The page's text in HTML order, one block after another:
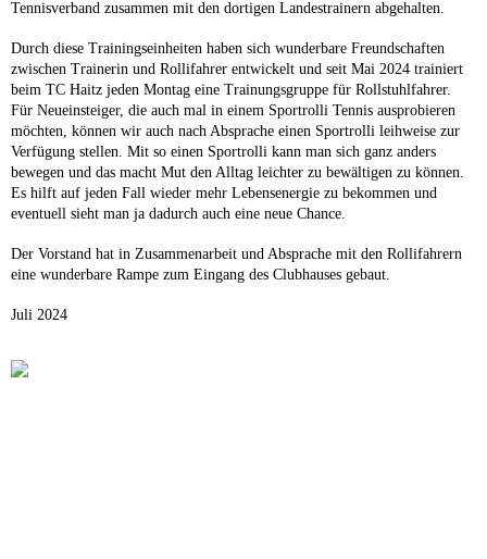
Tennisverband zusammen mit den dortigen Landestrainern abgehalten.
Durch diese Trainingseinheiten haben sich wunderbare Freundschaften
zwischen Trainerin und Rollifahrer entwickelt und seit Mai 2024 trainiert
beim TC Haitz jeden Montag eine Trainungsgruppe für Rollstuhlfahrer.
Für Neueinsteiger, die auch mal in einem Sportrolli Tennis ausprobieren
möchten, können wir auch nach Absprache einen Sportrolli leihweise zur
Verfügung stellen. Mit so einen Sportrolli kann man sich ganz anders
bewegen und das macht Mut den Alltag leichter zu bewältigen zu können.
Es hilft auf jeden Fall wieder mehr Lebensenergie zu bekommen und
eventuell sieht man ja dadurch auch eine neue Chance.
Der Vorstand hat in Zusammenarbeit und Absprache mit den Rollifahrern
eine wunderbare Rampe zum Eingang des Clubhauses gebaut.
Juli 2024